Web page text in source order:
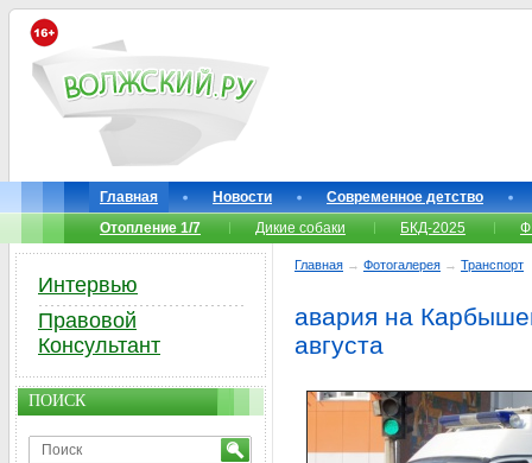
Главная Новости
Современное детство
Отопление 1/7
Дикие собаки БКД-2025
Главная → Фотогалерея → Транспорт
авария на
августа
Интервью
Правовой
Консультант
ПОИСК